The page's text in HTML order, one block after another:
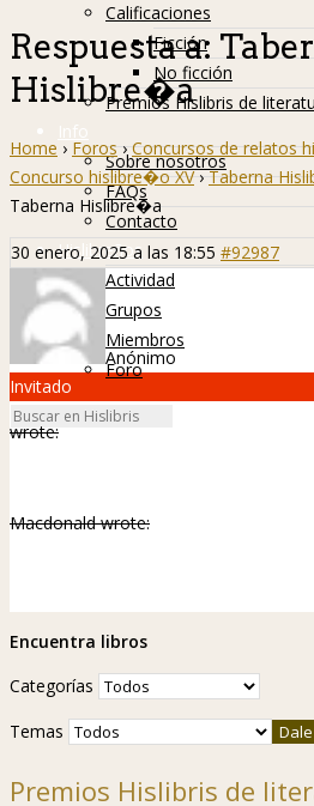
Calificaciones
Ficción
No ficción
Premios Hislibris de
Info
Sobre nosotros
FAQs
Contacto
Hislibreños
Actividad
Grupos
Miembros
Foro
Respuesta a:
Hislibre�a
Home › Foros › Concursos de relatos
Concurso hislibre�o XV › Taberna
Taberna Hislibre�a
30 enero, 2025 a las 18:55 #92987
Anónimo
Invitado
wrote:
Macdonald wrote:
Encuentra libros
Categorías
Temas
Premios Hislibris de